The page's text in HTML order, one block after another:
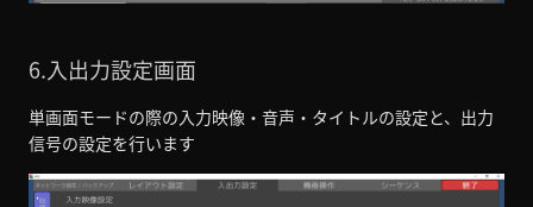
6.入出力設定画面
単画面モードの際の入力映像・音声・タイトルの設定と、出力
信号の設定を行います